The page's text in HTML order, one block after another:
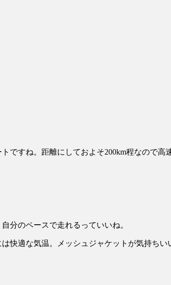
すね。距離にしておよそ200km程なので高
分のペースで走れるっていいね。
快適な気温。メッシュジャケットが気持ちい